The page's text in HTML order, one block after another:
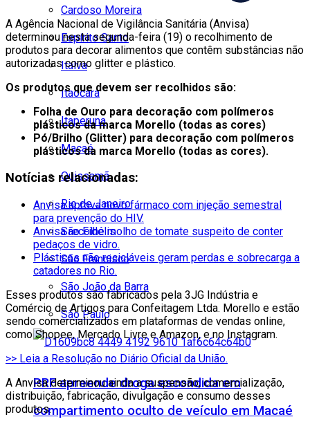
Cardoso Moreira
Espírito Santo
Italva
Itaocara
Itaperuna
Macaé
Quissamã
Rio de Janeiro
São Fidélis
São Francisco
São João da Barra
São Paulo
PRF apreende droga escondida em
compartimento oculto de veículo em Macaé
A Agência Nacional de Vigilância Sanitária (Anvisa)
determinou nesta segunda-feira (19) o recolhimento de
produtos para decorar alimentos que contêm substâncias não
autorizadas como glitter e plástico.
Os produtos que devem ser recolhidos são:
Folha de Ouro para decoração com polímeros
plásticos da marca Morello (todas as cores)
Pó/Brilho (Glitter) para decoração com polímeros
plásticos da marca Morello (todas as cores).
Notícias relacionadas:
Anvisa aprova novo fármaco com injeção semestral
para prevenção do HIV.
Anvisa recolhe molho de tomate suspeito de conter
pedaços de vidro.
Plásticos não recicláveis geram perdas e sobrecarga a
catadores no Rio.
Esses produtos são fabricados pela 3JG Indústria e
Comércio de Artigos para Confeitagem Ltda. Morello e estão
sendo comercializados em plataformas de vendas online,
como Shopee, Mercado Livre e Amazon, e no Instagram.
>> Leia a Resolução no Diário Oficial da União.
A Anvisa determinou ainda a suspensão, comercialização,
distribuição, fabricação, divulgação e consumo desses
produtos.